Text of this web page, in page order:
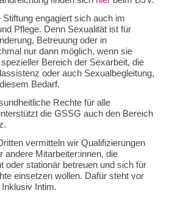
Stiftung engagiert sich auch im
Pflege. Denn Sexualität ist für
Betreuung oder in
nur dann möglich, wenn sie
Bereich der Sexarbeit, die
oder auch Sexualbegleitung,
Bedarf.
Rechte für alle
die GSSG auch den Bereich
vermitteln wir Qualifizierungen
andere Mitarbeiter:innen, die
oder stationär betreuen und sich für
einsetzen wollen. Dafür steht vor
Intim.